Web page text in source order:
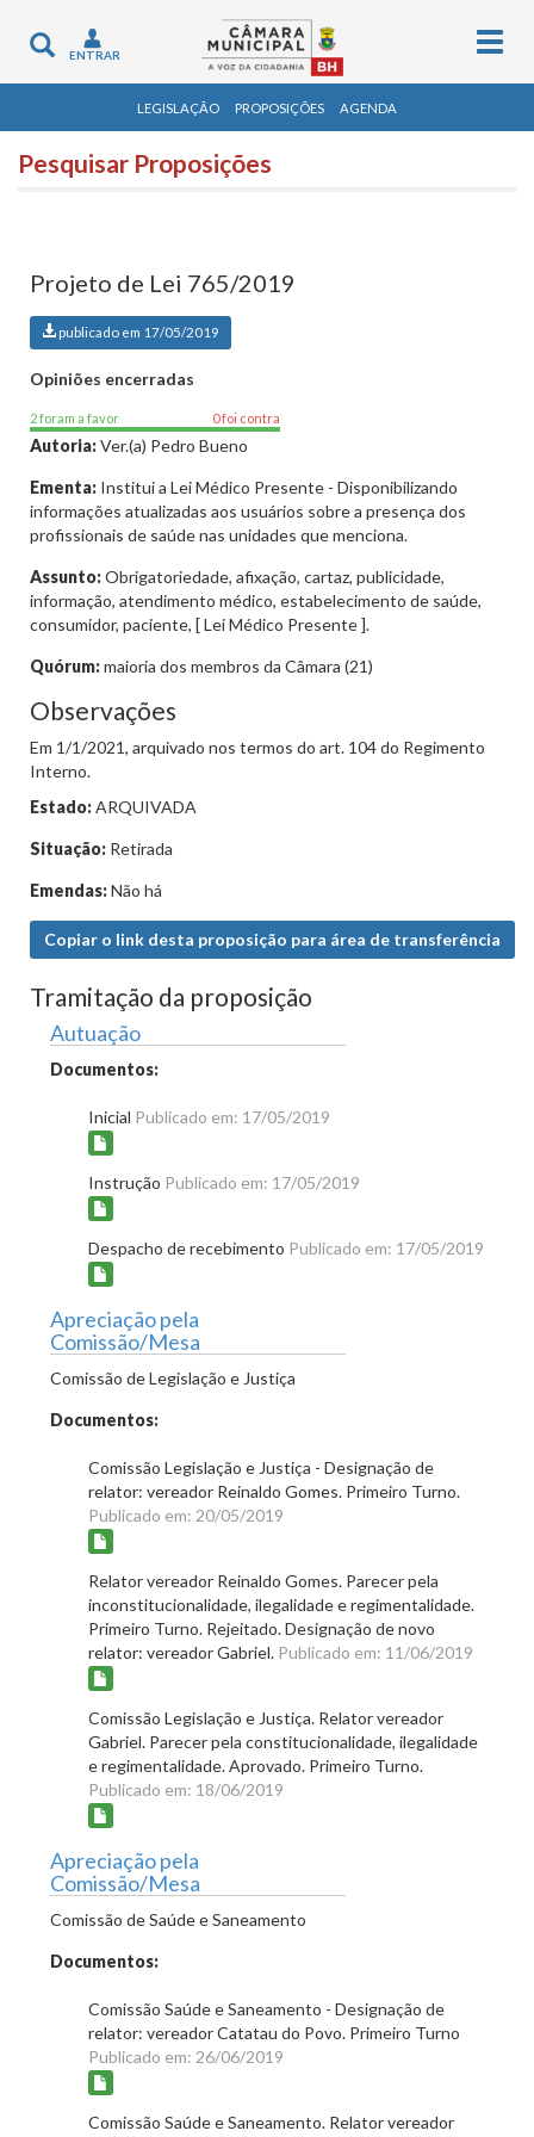
Toggle
navigation
ENTRAR
LEGISLAÇÃO PROPOSIÇÕES AGENDA
Pesquisar Proposições
Projeto de Lei 765/2019
publicado em 17/05/2019
Opiniões encerradas
2 foram a favor 0 foi contra
Autoria:Ver.(a) Pedro Bueno
Ementa: Institui a Lei Médico Presente - Disponibilizando
informações atualizadas aos usuários sobre a presença dos
profissionais de saúde nas unidades que menciona.
Assunto:Obrigatoriedade, afixação, cartaz, publicidade,
informação, atendimento médico, estabelecimento de saúde,
consumidor, paciente, [ Lei Médico Presente ].
Quórum:maioria dos membros da Câmara (21)
Observações
Em 1/1/2021, arquivado nos termos do art. 104 do Regimento
Interno.
Estado:ARQUIVADA
Situação: Retirada
Emendas:Não há
Copiar o link desta proposição para área de transferência
Tramitação da proposição
Autuação
Documentos:
Inicial Publicado em: 17/05/2019
Instrução Publicado em: 17/05/2019
Despacho de recebimento Publicado em: 17/05/2019
Apreciação pela
Comissão/Mesa
Comissão de Legislação e Justiça
Documentos:
Comissão Legislação e Justiça - Designação de
relator: vereador Reinaldo Gomes. Primeiro Turno.
Publicado em: 20/05/2019
Relator vereador Reinaldo Gomes. Parecer pela
inconstitucionalidade, ilegalidade e regimentalidade.
Primeiro Turno. Rejeitado. Designação de novo
relator: vereador Gabriel. Publicado em: 11/06/2019
Comissão Legislação e Justiça. Relator vereador
Gabriel. Parecer pela constitucionalidade, ilegalidade
e regimentalidade. Aprovado. Primeiro Turno.
Publicado em: 18/06/2019
Apreciação pela
Comissão/Mesa
Comissão de Saúde e Saneamento
Documentos:
Comissão Saúde e Saneamento - Designação de
relator: vereador Catatau do Povo. Primeiro Turno
Publicado em: 26/06/2019
Comissão Saúde e Saneamento. Relator vereador